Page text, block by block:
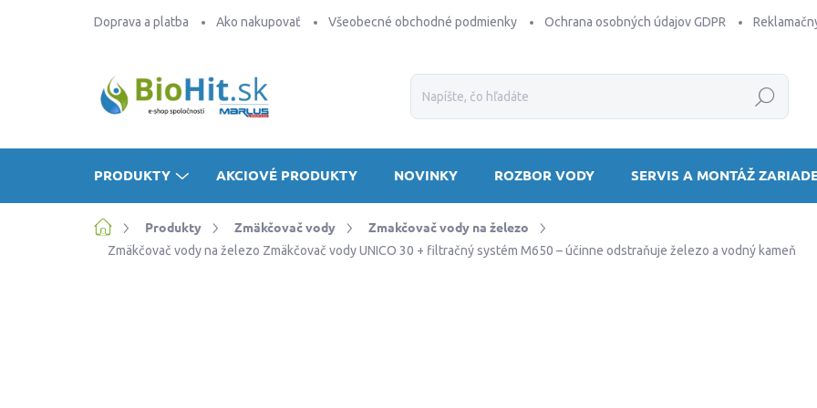
Doprava a platba Ako nakupovať Všeobecné obchodné podmienky Ochrana osobných údajov GDPR
Hľadať
PRODUKTY AKCIOVÉ PRODUKTY NOVINKY ROZBOR VODY SERVIS A MONTÁŽ
DomovProdukty Zmäkčovač vody Zmakčovač vody na železo
Zmäkčovač vody na železo Zmäkčovač vody UNICO 30 + filtračný systém M650 – účinne odstraňuje železo a vodný kameň